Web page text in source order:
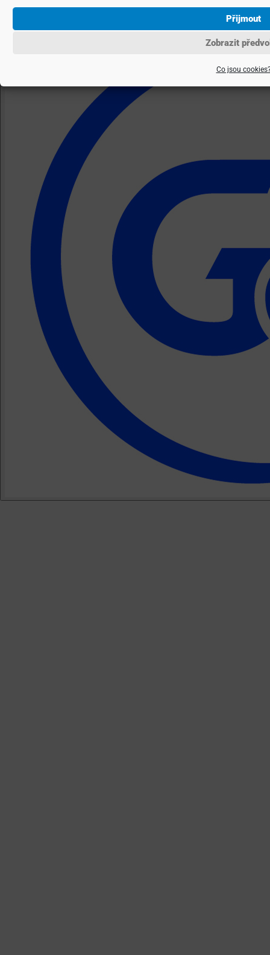
Přijmout
Zobrazit
Co jsou